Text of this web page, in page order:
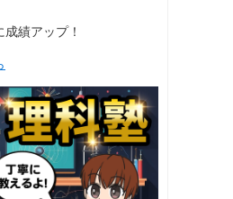
績アップ！